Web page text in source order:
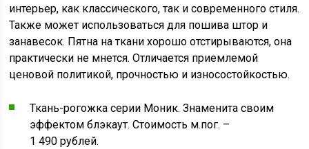
интерьер, как классического, так и современного стиля.
Также может использоваться для пошива штор и
занавесок. Пятна на ткани хорошо отстирываются, она
практически не мнется. Отличается приемлемой
ценовой политикой, прочностью и износостойкостью.
Ткань-рогожка серии Моник. Знаменита своим
эффектом блэкаут. Стоимость м.пог. –
1 490 рублей.